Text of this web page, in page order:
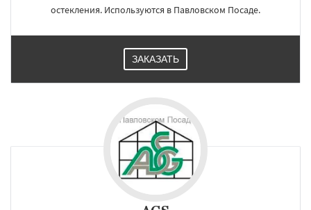
остекления. Используются в Павловском Посаде.
ЗАКАЗАТЬ